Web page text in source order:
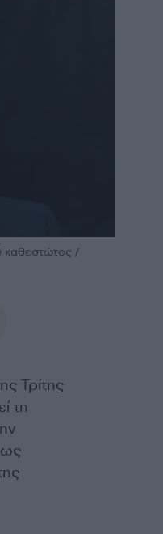
καθεστώτος /
Τρίτης
τη
ως